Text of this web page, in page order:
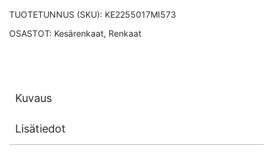
määrä
TUOTETUNNUS (SKU): KE2255017MI573
OSASTOT: Kesärenkaat, Renkaat
Kuvaus
Lisätiedot